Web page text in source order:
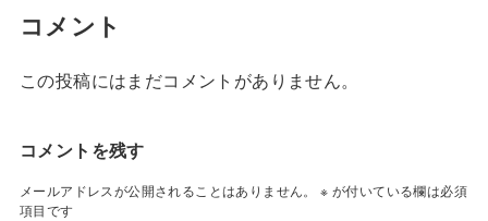
コメント
この投稿にはまだコメントがありません。
コメントを残す
メールアドレスが公開されることはありません。 ※ が付いている欄は必須
項目です